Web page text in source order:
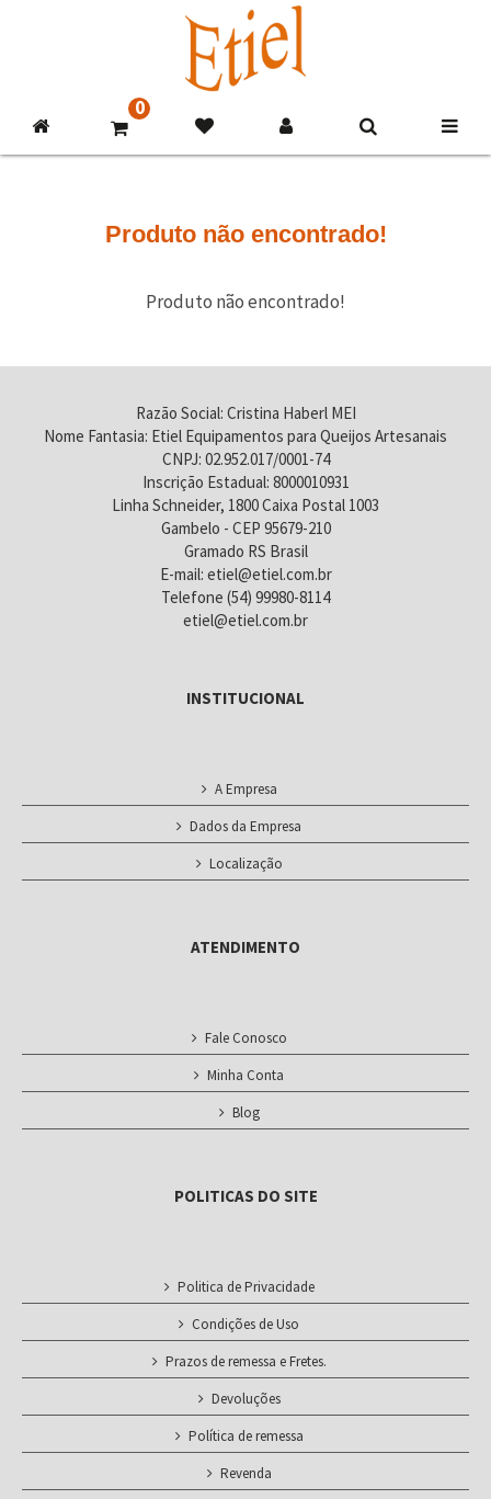
0
Produto não encontrado!
Produto não encontrado!
Razão Social: Cristina Haberl MEI
Nome Fantasia: Etiel Equipamentos para Queijos Artesanais
CNPJ: 02.952.017/0001-74
Inscrição Estadual: 8000010931
Linha Schneider, 1800 Caixa Postal 1003
Gambelo - CEP 95679-210
Gramado RS Brasil
E-mail: etiel@etiel.com.br
Telefone (54) 99980-8114
etiel@etiel.com.br
INSTITUCIONAL
A Empresa
Dados da Empresa
Localização
ATENDIMENTO
Fale Conosco
Minha Conta
Blog
POLITICAS DO SITE
Politica de Privacidade
Condições de Uso
Prazos de remessa e Fretes.
Devoluções
Política de remessa
Revenda